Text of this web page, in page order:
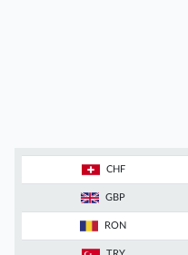
CHF
GBP
RON